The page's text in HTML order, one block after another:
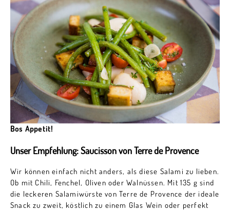
Bos Appetit!
Unser Empfehlung: Saucisson von Terre de Provence
Wir können einfach nicht anders, als diese Salami zu lieben.
Ob mit Chili, Fenchel, Oliven oder Walnüssen. Mit 135 g sind
die leckeren Salamiwürste von Terre de Provence der ideale
Snack zu zweit, köstlich zu einem Glas Wein oder perfekt